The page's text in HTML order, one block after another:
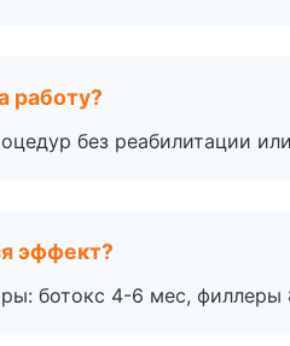
работу?
без реабилитации
эффект?
ботокс 4-6 мес,